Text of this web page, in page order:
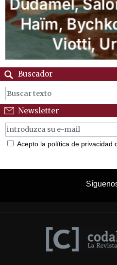
Buscador
Newsletter
Acepto la política de privacidad